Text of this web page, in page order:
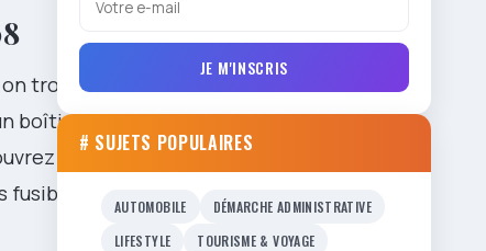
on trouve
boîtier
le
JE M'INSCRIS
# SUJETS POPULAIRES
AUTOMOBILE
DÉMARCHE ADMINISTRATIVE
LIFESTYLE
TOURISME & VOYAGE